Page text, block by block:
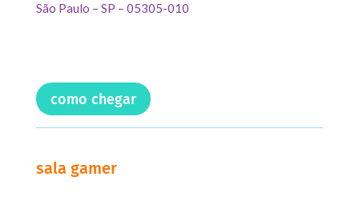
São Paulo – SP – 05305-010
como chegar
sala gamer